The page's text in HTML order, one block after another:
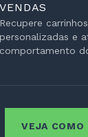
VENDAS
Recupere
personalizadas e
comportamento
VEJA COMO